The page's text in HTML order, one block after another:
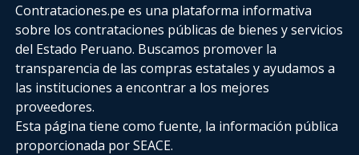
Contrataciones.pe es una plataforma informativa
sobre los contrataciones públicas de bienes y servicios
del Estado Peruano. Buscamos promover la
transparencia de las compras estatalesy ayudamos a
las instituciones a encontrar a los mejores
proveedores.
Esta página tiene como fuente, la información pública
proporcionada por SEACE.